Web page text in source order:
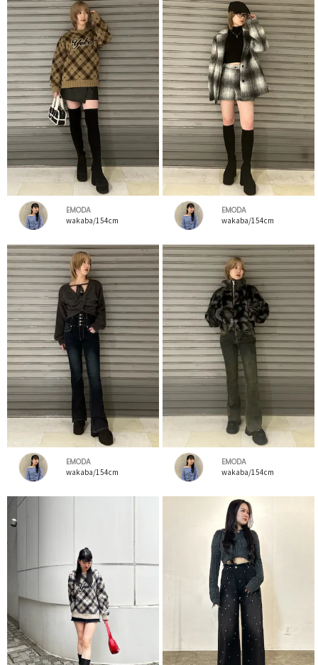
EMODA
wakaba/154cm
EMODA
wakaba/154cm
EMODA
wakaba/154cm
EMODA
wakaba/154cm